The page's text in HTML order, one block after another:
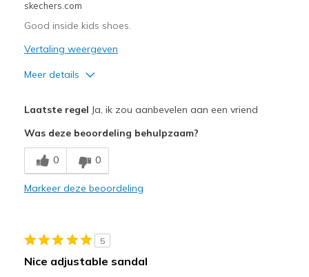
skechers.com
Good inside kids shoes.
Vertaling weergeven
Meer details
Breathe Well
Comfortable
Beste toepassingen
Laatste regel Ja, ik zou aanbevelen aan een vriend
Was deze beoordeling behulpzaam?
0 0
Markeer deze beoordeling
5
Nice adjustable sandal